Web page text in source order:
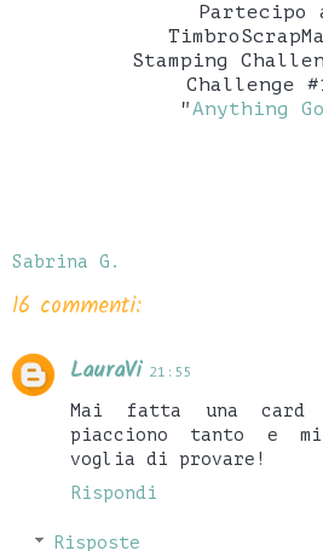
Partecipo
Stamping
Challenge
"Anything
Sabrina G.
16 commenti:
LauraVi 21:55
Mai fatta una card
piacciono tanto e
voglia di provare!
Rispondi
Risposte